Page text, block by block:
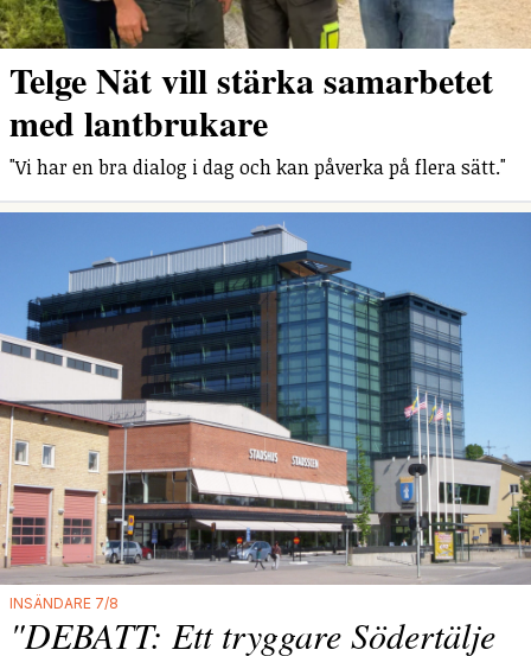
Telge Nät vill stärka samarbetet
med lantbrukare
"Vi har en bra dialog i dag och kan påverka på flera sätt."
INSÄNDARE 7/8
"DEBATT: Ett tryggare Södertälje